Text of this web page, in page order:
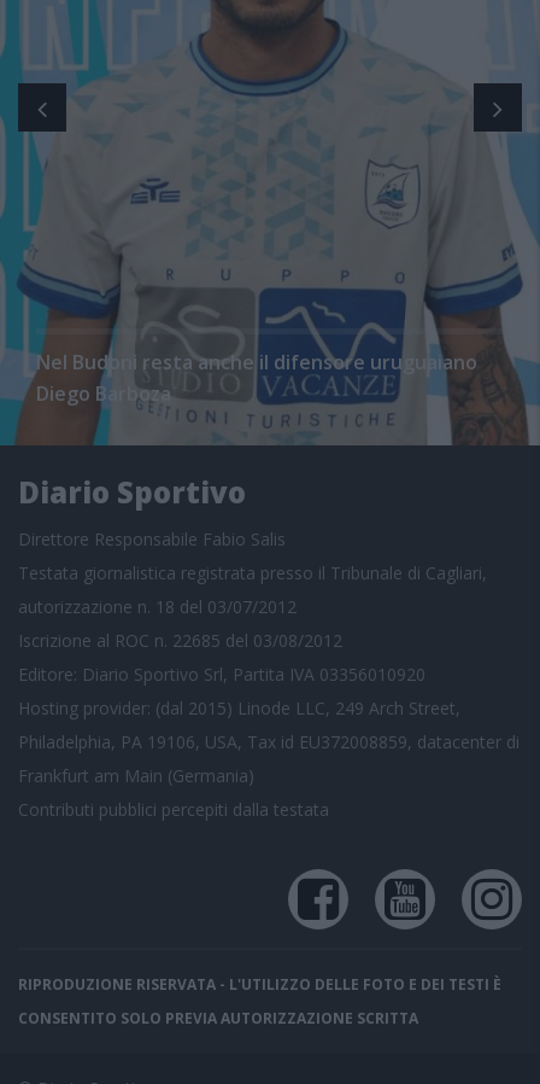
Nel Budoni resta anche il difensore uruguaiano
Diego Barboza
Diario Sportivo
Direttore Responsabile Fabio Salis
Testata giornalistica registrata presso il Tribunale di Cagliari,
autorizzazione n. 18 del 03/07/2012
Iscrizione al ROC n. 22685 del 03/08/2012
Editore: Diario Sportivo Srl, Partita IVA 03356010920
Hosting provider: (dal 2015) Linode LLC, 249 Arch Street,
Philadelphia, PA 19106, USA, Tax id EU372008859, datacenter di
Frankfurt am Main (Germania)
Contributi pubblici percepiti dalla testata
RIPRODUZIONE RISERVATA - L'UTILIZZO DELLE FOTO E DEI TESTI È
CONSENTITO SOLO PREVIA AUTORIZZAZIONE SCRITTA